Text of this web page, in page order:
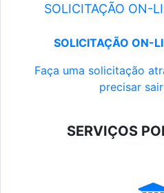
SOLICITAÇÃO ON-
SOLICITAÇÃO ON-
Faça uma solicitação
precisar
SERVIÇOS